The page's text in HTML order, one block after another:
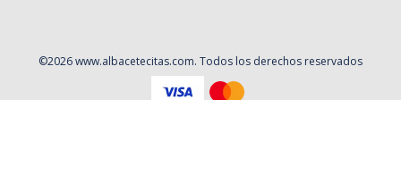
©2026www.albacetecitas.com. Todos los derechos reservados